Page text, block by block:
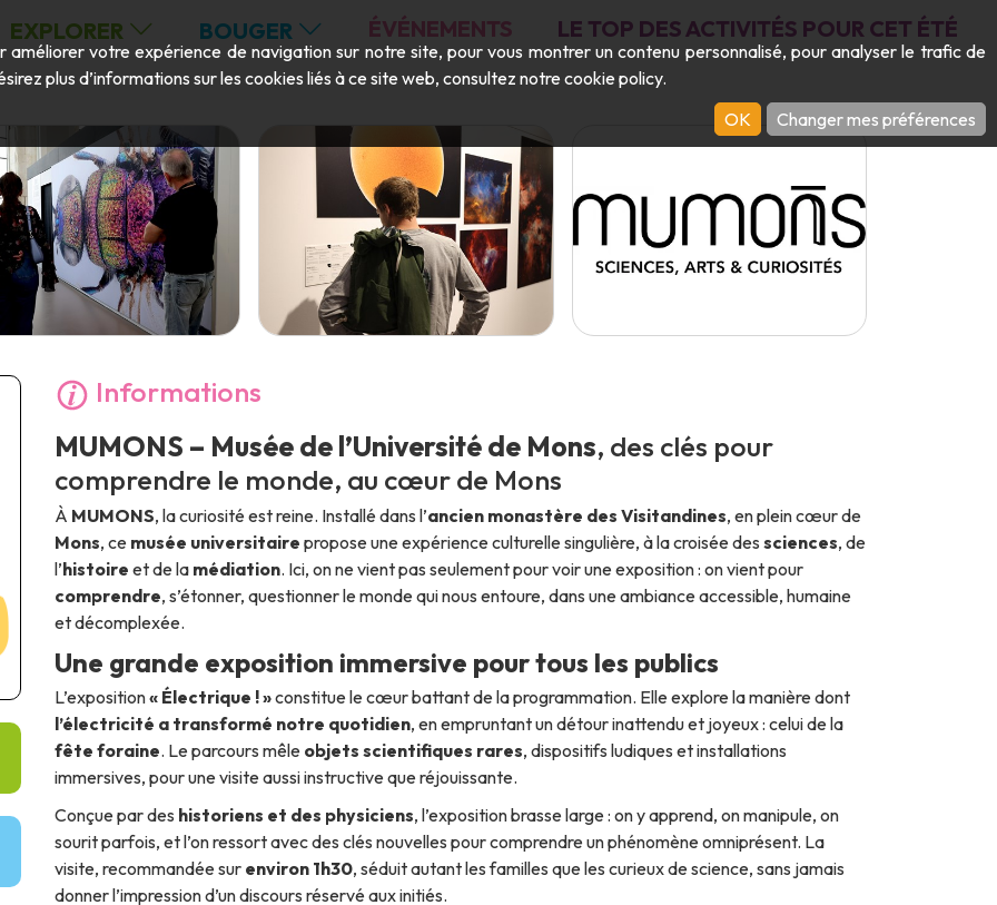
EXPLORER BOUGER ÉVÉNEMENTS LE TOP DES ACTIVITÉS POUR CET ÉTÉ
Informations
MUMONS – Musée de l’Université de Mons, des clés pour
comprendre le monde, au cœur de Mons
À MUMONS, la curiosité est reine. Installé dans l’ancien monastère des Visitandines, en plein cœur de
Mons, ce musée universitaire propose une expérience culturelle singulière, à la croisée des sciences, de
l’histoire et de la médiation. Ici, on ne vient pas seulement pour voir une exposition : on vient pour
comprendre, s’étonner, questionner le monde qui nous entoure, dans une ambiance accessible, humaine
et décomplexée.
Une grande exposition immersive pour tous les publics
L’exposition« Électrique ! »constitue le cœur battant de la programmation. Elle explore la manière dont
l’électricité a transformé notre quotidien, en empruntant un détour inattendu et joyeux : celui de la
fête foraine. Le parcours mêle objets scientifiques rares, dispositifs ludiques et installations
immersives, pour une visite aussi instructive que réjouissante.
Conçue par des historiens et des physiciens, l’exposition brasse large : on y apprend, on manipule, on
sourit parfois, et l’on ressort avec des clés nouvelles pour comprendre un phénomène omniprésent. La
visite, recommandée sur environ 1h30, séduit autant les familles que les curieux de science, sans jamais
donner l’impression d’un discours réservé aux initiés.
améliorer votre expérience de navigation sur notre site, pour vous montrer un contenu personnalisé, pour analyser le trafic de
plus d’informations sur les cookies liés à ce site web, consultez notre cookie policy.
OK
Changer mes préférences